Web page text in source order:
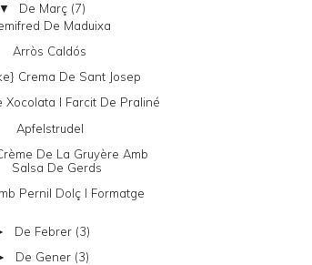
▼ De Març (7)
De Maduixa
Arròs Caldós
Crema De Sant Josep
Xocolata I Farcit De Praliné
Apfelstrudel
De La Gruyère Amb
Salsa De Gerds
Pernil Dolç I Formatge
De Febrer (3)
De Gener (3)